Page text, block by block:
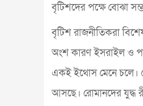
বৃটিশদের পক্ষে বোঝা
বৃটিশ রাজনীতিকরা
অংশ কারণ ইসরাইল ও
একই ইথোস মেনে চলে।
আসছে। রোমানদের যুদ্ধ